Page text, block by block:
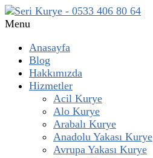
Menu
Anasayfa
Blog
Hakkımızda
Hizmetler
Acil Kurye
Alo Kurye
Arabalı Kurye
Anadolu Yakası Kurye
Avrupa Yakası Kurye